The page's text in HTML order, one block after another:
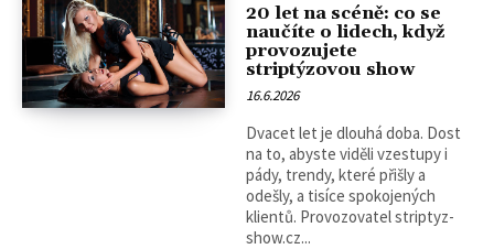
20 let na scéně: co se
naučíte o lidech, když
provozujete
striptýzovou show
16.6.2026
Dvacet let je dlouhá doba. Dost
na to, abyste viděli vzestupy i
pády, trendy, které přišly a
odešly, a tisíce spokojených
klientů. Provozovatel striptyz-
show.cz...